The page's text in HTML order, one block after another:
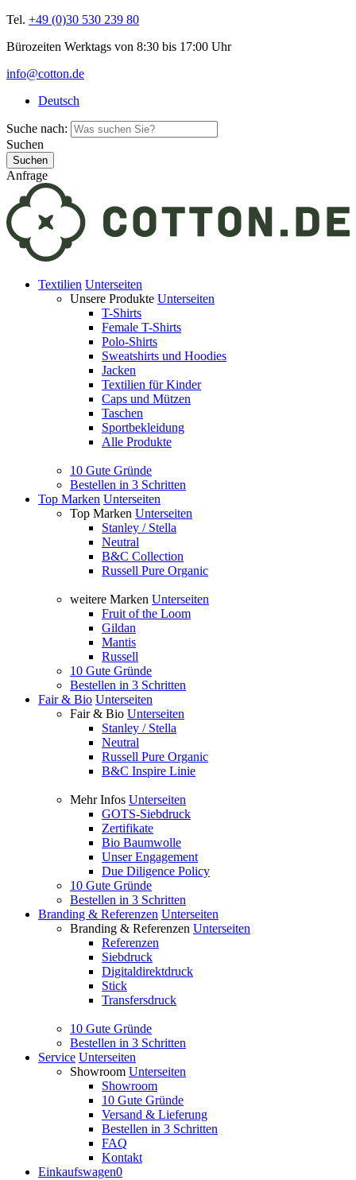
Tel. +49 (0)30 530 239 80
Bürozeiten Werktags von 8:30 bis 17:00 Uhr
info@cotton.de
Deutsch
Suche nach:
Suchen
Anfrage
Textilien Unterseiten
Unsere Produkte Unterseiten
T-Shirts
Female T-Shirts
Polo-Shirts
Sweatshirts und Hoodies
Jacken
Textilien für Kinder
Caps und Mützen
Taschen
Sportbekleidung
Alle Produkte
10 Gute Gründe
Bestellen in 3 Schritten
Top Marken Unterseiten
Top Marken Unterseiten
Stanley / Stella
Neutral
B&C Collection
Russell Pure Organic
weitere Marken Unterseiten
Fruit of the Loom
Gildan
Mantis
Russell
10 Gute Gründe
Bestellen in 3 Schritten
Fair & Bio Unterseiten
Fair & Bio Unterseiten
Stanley / Stella
Neutral
Russell Pure Organic
B&C Inspire Linie
Mehr Infos Unterseiten
GOTS-Siebdruck
Zertifikate
Bio Baumwolle
Unser Engagement
Due Diligence Policy
10 Gute Gründe
Bestellen in 3 Schritten
Branding & Referenzen Unterseiten
Branding & Referenzen Unterseiten
Referenzen
Siebdruck
Digitaldirektdruck
Stick
Transfersdruck
10 Gute Gründe
Bestellen in 3 Schritten
Service Unterseiten
Showroom Unterseiten
Showroom
10 Gute Gründe
Versand & Lieferung
Bestellen in 3 Schritten
FAQ
Kontakt
Einkaufswagen0